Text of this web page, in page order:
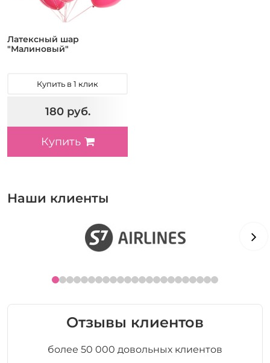
Латексный шар
"Малиновый"
Купить в 1 клик
180 руб.
Купить
Наши клиенты
Отзывы клиентов
более 50 000 довольных клиентов